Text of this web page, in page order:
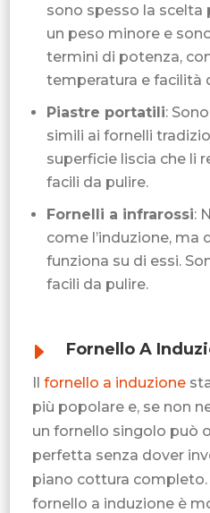
sono spesso la scelta
un peso minore e
termini di potenza,
temperatura e facilità
Piastre portatili:
simili ai fornelli
superficie liscia che li
facili da pulire.
Fornelli a infrarossi:
come l’induzione, ma
funziona su di essi.
facili da pulire.
E Fornello A
Ilfornello a induzione
più popolare e, se non
un fornello singolo può
perfetta senza dover
piano cottura
fornello a induzione è